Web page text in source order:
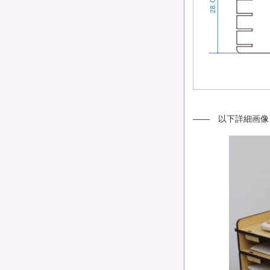
—— 以下詳細画